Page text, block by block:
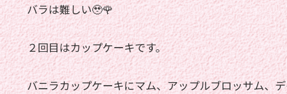
バラは難しい🥹🌹
２回目はカップケーキです。
バニラカップケーキにマム、アップルブロッサム、